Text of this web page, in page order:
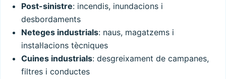
Post-sinistre: incendis, inundacions i
desbordaments
Neteges industrials: naus, magatzems i
instal·lacions tècniques
Cuines industrials: desgreixament de campanes,
filtres i conductes